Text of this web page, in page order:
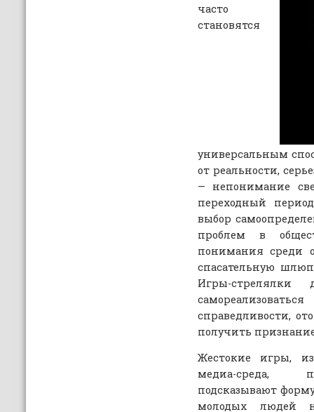
часто
становятся
универсальным
от реальности,
— непонимание
переходный
выбор
проблем в
понимания среди
спасательную
Игры-стрелялки
справедливости,
получить
Жестокие игры,
медиа-среда,
подсказывают
молодых людей